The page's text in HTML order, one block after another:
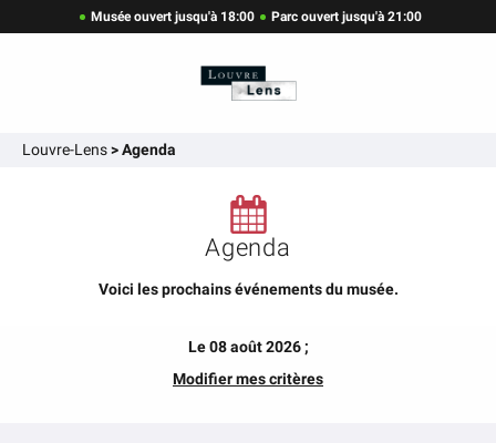
Musée ouvert jusqu'à 18:00 Parc ouvert jusqu'à 21:00
Louvre-Lens>Agenda
Agenda
Voici les prochains événements du musée.
Le 08 août 2026 ;
Modifier mes critères